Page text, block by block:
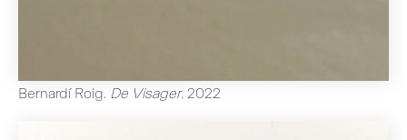
Bernardí Roig. De Visager. 2022